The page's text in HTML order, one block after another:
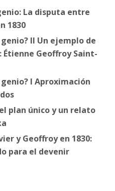
La disputa entre
1830
II Un ejemplo de
Geoffroy Saint-
I Aproximación
plan único y un relato
y Geoffroy en 1830:
para el devenir